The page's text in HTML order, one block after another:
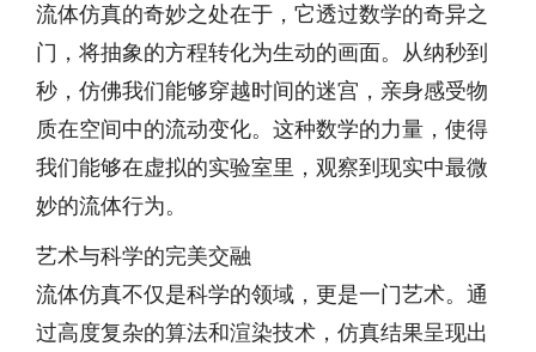
流体仿真的奇妙之处在于，它透过数学的奇异之
门，将抽象的方程转化为生动的画面。从纳秒到
秒，仿佛我们能够穿越时间的迷宫，亲身感受物
质在空间中的流动变化。这种数学的力量，使得
我们能够在虚拟的实验室里，观察到现实中最微
妙的流体行为。
艺术与科学的完美交融
流体仿真不仅是科学的领域，更是一门艺术。通
过高度复杂的算法和渲染技术，仿真结果呈现出